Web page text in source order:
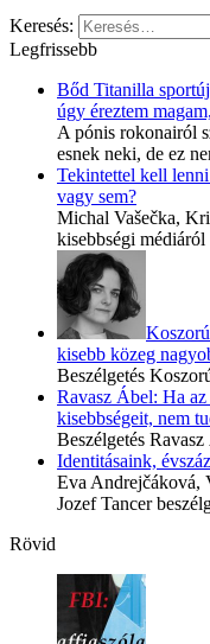
Keresés:
Legfrissebb
Bőd Titanilla
úgy éreztem
A pónis rokonairól
esnek neki, de ez
Tekintettel kell lenni
vagy sem?
Michal Vašečka,
kisebbségi médiáról
kisebb közeg
Beszélgetés
Ravasz Ábel: Ha
kisebbségeit, nem
Beszélgetés
Identitásaink,
Eva Andrejčáková,
Jozef Tancer
Rövid